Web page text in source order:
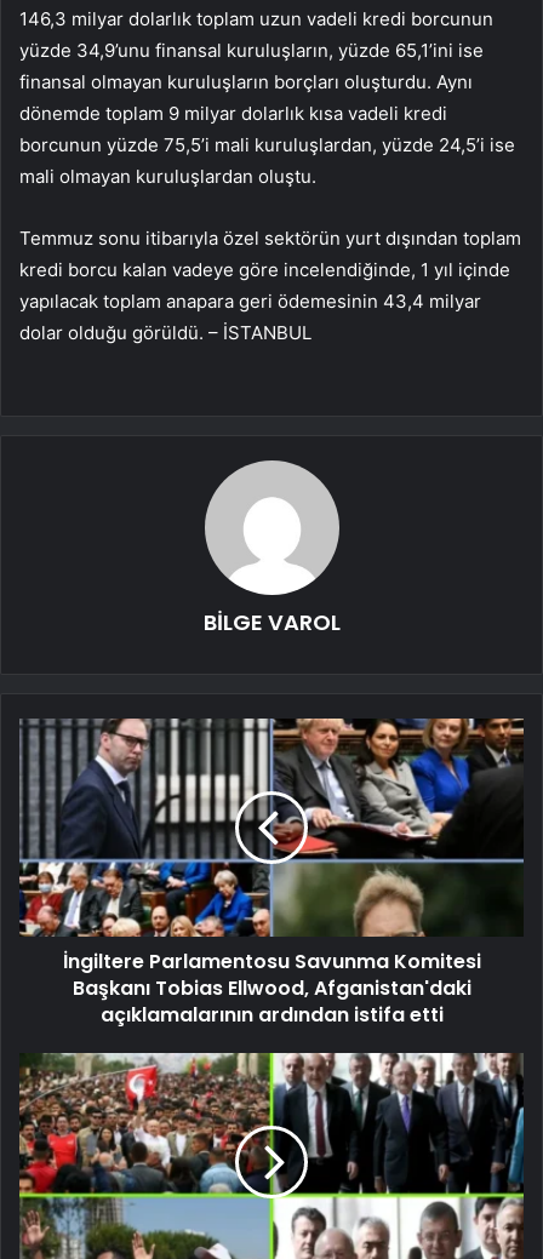
146,3 milyar dolarlık toplam uzun vadeli kredi borcunun
yüzde 34,9’unu finansal kuruluşların, yüzde 65,1’ini ise
finansal olmayan kuruluşların borçları oluşturdu. Aynı
dönemde toplam 9 milyar dolarlık kısa vadeli kredi
borcunun yüzde 75,5’i mali kuruluşlardan, yüzde 24,5’i ise
mali olmayan kuruluşlardan oluştu.
Temmuz sonu itibarıyla özel sektörün yurt dışından toplam
kredi borcu kalan vadeye göre incelendiğinde, 1 yıl içinde
yapılacak toplam anapara geri ödemesinin 43,4 milyar
dolar olduğu görüldü. – İSTANBUL
BİLGE VAROL
İngiltere Parlamentosu Savunma Komitesi
Başkanı Tobias Ellwood, Afganistan'daki
açıklamalarının ardından istifa etti